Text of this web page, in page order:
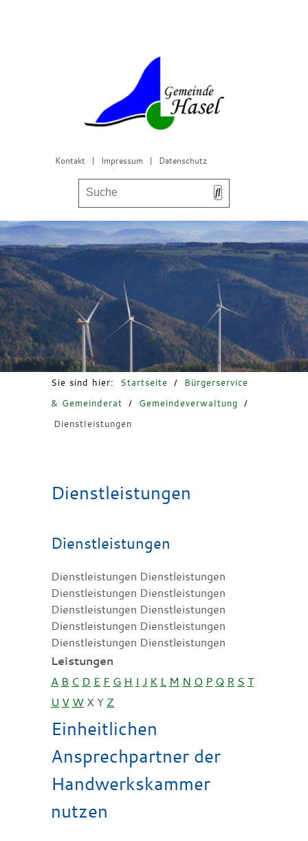
Kontakt | Impressum | Datenschutz
Bürgerservice & Gemeinderat
Leben in Hasel
Freizeit & Tourismus
Sie sind hier: Startseite /
Bürgerservice
& Gemeinderat
/ Gemeindeverwaltung
/
Dienstleistungen
Dienstleistungen
Dienstleistungen
Dienstleistungen Dienstleistungen
Dienstleistungen Dienstleistungen
Dienstleistungen Dienstleistungen
Dienstleistungen Dienstleistungen
Dienstleistungen Dienstleistungen
Leistungen
A B C D E F G H I J K L M N O P Q R S T
U V W X Y Z
Einheitlichen
Ansprechpartner der
Handwerkskammer
nutzen